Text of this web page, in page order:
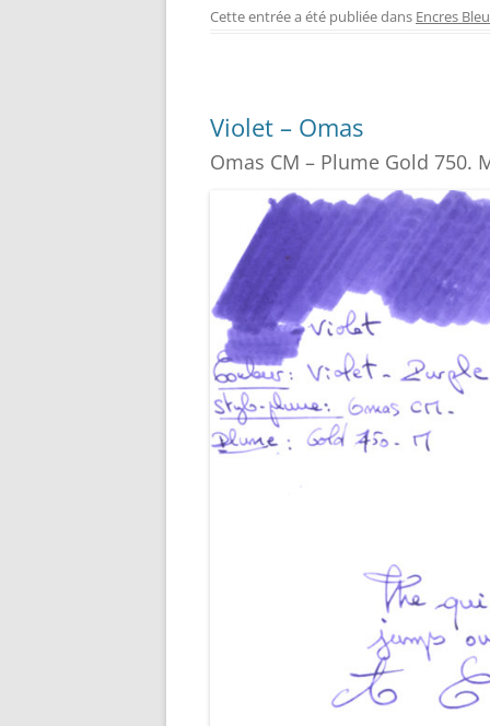
c
o
o
k
er itt ss
er
Cette entrée a été publiée dans Encres
Violet – Omas
Omas CM – Plume Gold 750.